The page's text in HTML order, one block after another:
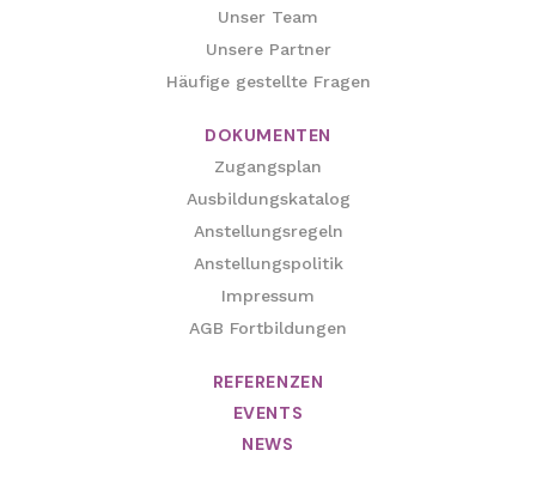
Unser Team
Unsere Partner
Häufige gestellte Fragen
DOKUMENTEN
Zugangsplan
Ausbildungskatalog
Anstellungsregeln
Anstellungspolitik
Impressum
AGB Fortbildungen
REFERENZEN
EVENTS
NEWS